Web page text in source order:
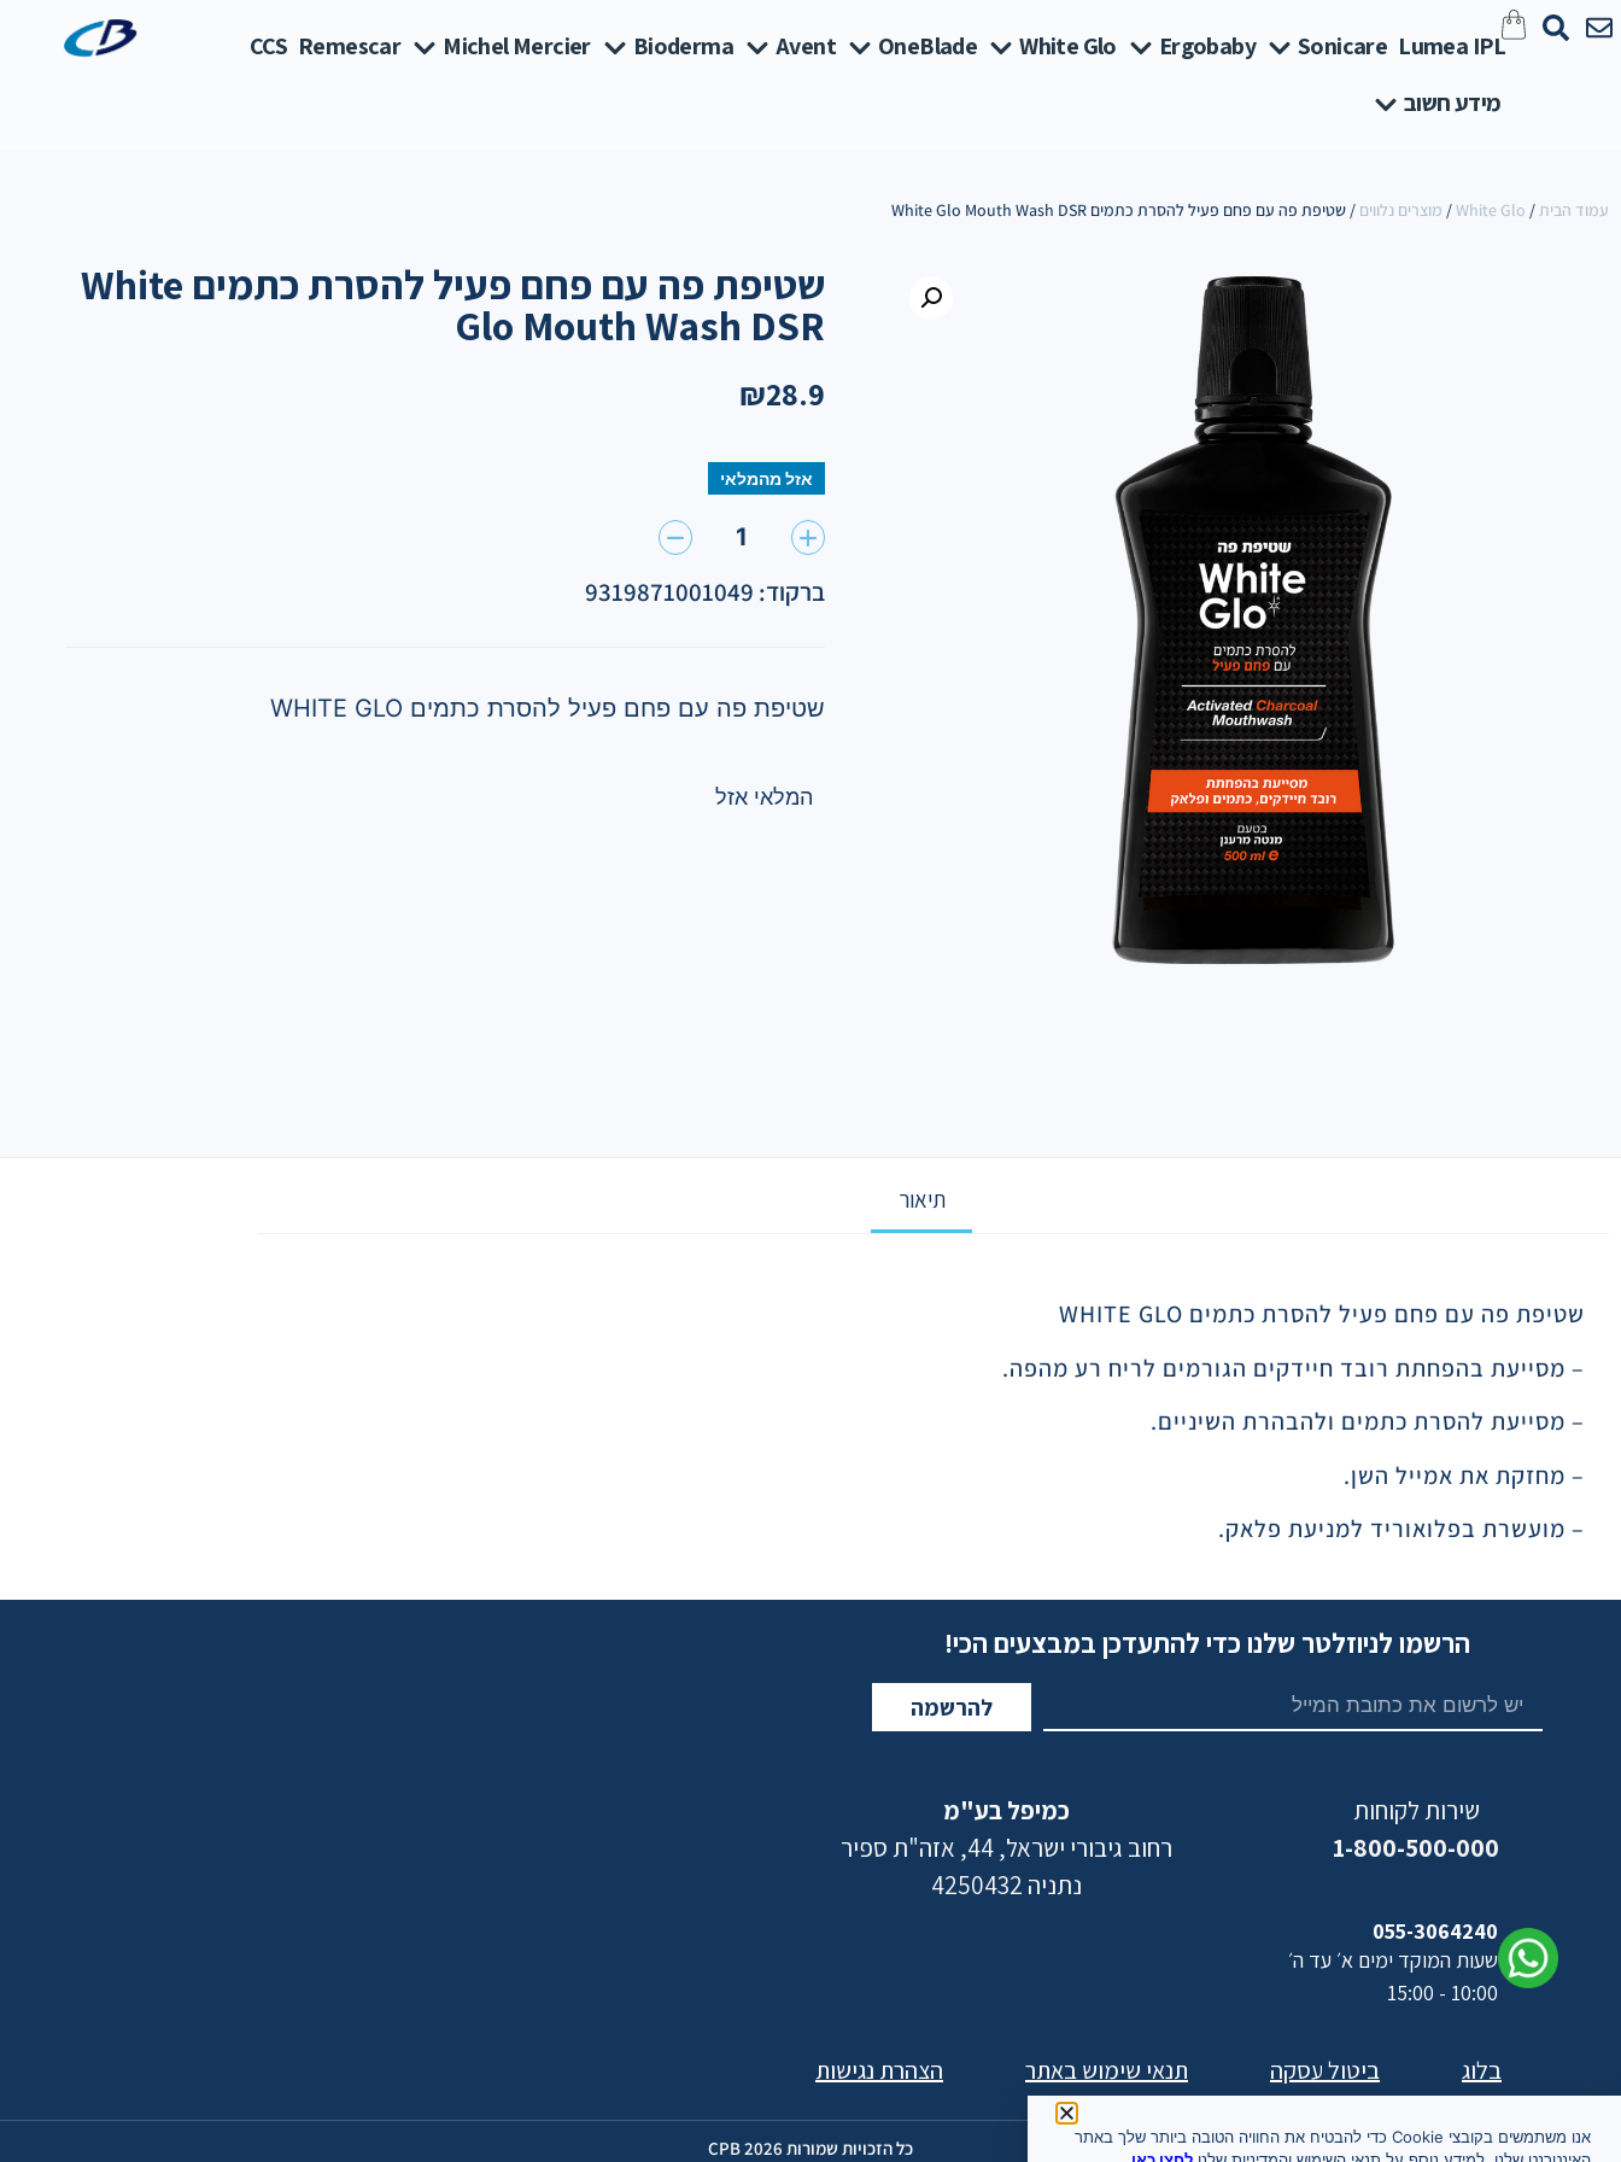
Lumea IPL
Sonicare
Ergobaby
White Glo
OneBlade
Avent
Bioderma
Michel Mercier
Remescar
CCS
מידע חשוב
עמוד הבית/
White Glo
/ מוצרים נלווים / שטיפת פה עם פחם פעיל להסרת כתמים White Glo Mouth Wash DSR
שטיפת פה עם פחם פעיל להסרת כתמים White
Glo Mouth Wash DSR
₪28.9
אזל מהמלאי
1
ברקוד: 9319871001049
שטיפת פה עם פחם פעיל להסרת כתמים WHITE GLO
המלאי אזל
תיאור
שטיפת פה עם פחם פעיל להסרת כתמים WHITE GLO
– מסייעת בהפחתת רובד חיידקים הגורמים לריח רע מהפה.
– מסייעת להסרת כתמים ולהבהרת השיניים.
– מחזקת את אמייל השן.
– מועשרת בפלואוריד למניעת פלאק.
הרשמו לניוזלטר שלנו כדי להתעדכן במבצעים הכי!
להרשמה
שירות לקוחות
1-800-500-000
055-3064240
שעות המוקד ימים א׳ עד ה׳
10:00 - 15:00
כמיפל בע"מ
רחוב גיבורי ישראל, 44, אזה"ת ספיר
נתניה 4250432
בלוג ביטול עסקה תנאי שימוש באתר הצהרת נגישות
כל הזכויות שמורות 2026 CPB
אנו משתמשים בקובצי Cookie כדי להבטיח את החוויה הטובה ביותר שלך באתר